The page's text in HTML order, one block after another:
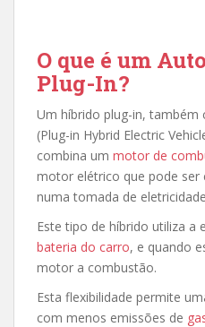
O que é um
Plug-In?
Um híbrido plug-in, também
(Plug-in Hybrid Electric
combina um motor de
motor elétrico que pode ser
numa tomada de
Este tipo de híbrido utiliza a
bateria do carro, e quando
motor a combustão.
Esta flexibilidade permite
com menos emissões de